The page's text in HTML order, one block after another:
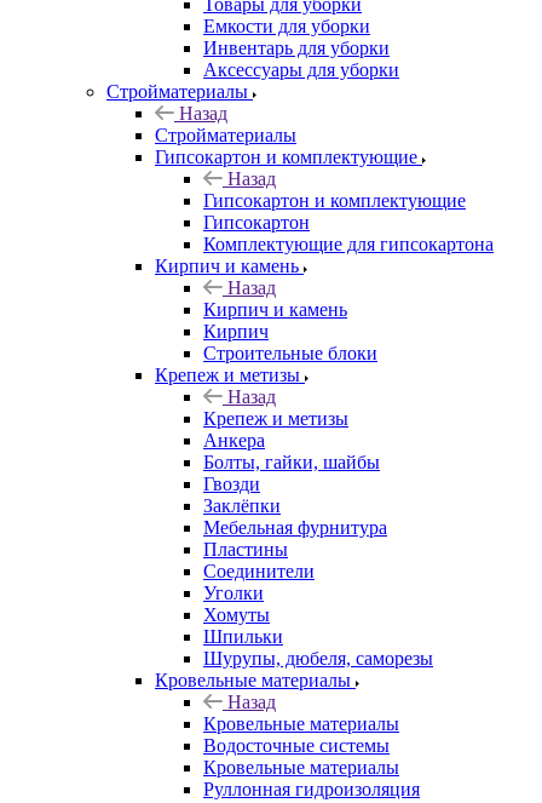
Товары для уборки
Емкости для уборки
Инвентарь для уборки
Аксессуары для уборки
Стройматериалы
Назад
Стройматериалы
Гипсокартон и комплектующие
Назад
Гипсокартон и комплектующие
Гипсокартон
Комплектующие для гипсокартона
Кирпич и камень
Назад
Кирпич и камень
Кирпич
Строительные блоки
Крепеж и метизы
Назад
Крепеж и метизы
Анкера
Болты, гайки, шайбы
Гвозди
Заклёпки
Мебельная фурнитура
Пластины
Соединители
Уголки
Хомуты
Шпильки
Шурупы, дюбеля, саморезы
Кровельные материалы
Назад
Кровельные материалы
Водосточные системы
Кровельные материалы
Руллонная гидроизоляция